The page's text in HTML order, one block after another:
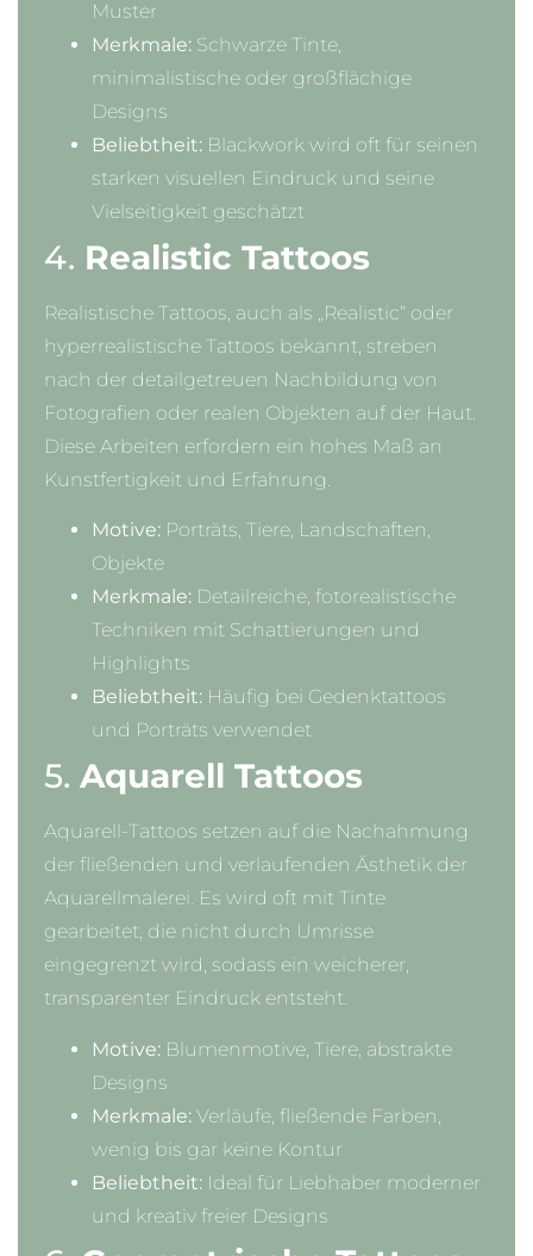
Muster
Merkmale: Schwarze Tinte,
minimalistische oder großflächige
Designs
Beliebtheit: Blackwork wird oft für seinen
starken visuellen Eindruck und seine
Vielseitigkeit geschätzt
4. Realistic Tattoos
Realistische Tattoos, auch als „Realistic“ oder
hyperrealistische Tattoos bekannt, streben
nach der detailgetreuen Nachbildung von
Fotografien oder realen Objekten auf der Haut.
Diese Arbeiten erfordern ein hohes Maß an
Kunstfertigkeit und Erfahrung.
Motive: Porträts, Tiere, Landschaften,
Objekte
Merkmale: Detailreiche, fotorealistische
Techniken mit Schattierungen und
Highlights
Beliebtheit: Häufig bei Gedenktattoos
und Porträts verwendet
5.Aquarell Tattoos
Aquarell-Tattoos setzen auf die Nachahmung
der fließenden und verlaufenden Ästhetik der
Aquarellmalerei. Es wird oft mit Tinte
gearbeitet, die nicht durch Umrisse
eingegrenzt wird, sodass ein weicherer,
transparenter Eindruck entsteht.
Motive: Blumenmotive, Tiere, abstrakte
Designs
Merkmale: Verläufe, fließende Farben,
wenig bis gar keine Kontur
Beliebtheit: Ideal für Liebhaber moderner
und kreativ freier Designs